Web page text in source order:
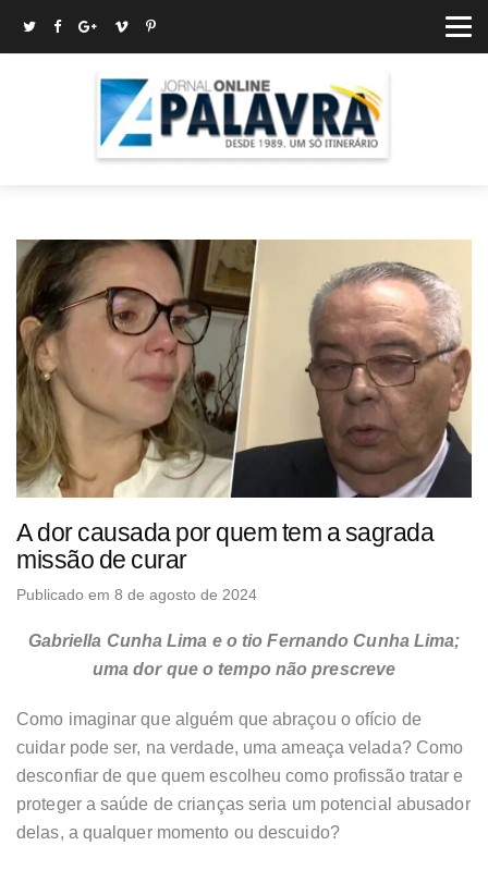
A dor causada por quem tem a sagrada
missão de curar
Publicado em 8 de agosto de 2024
Gabriella Cunha Lima e o tio Fernando Cunha Lima;
uma dor que o tempo não prescreve
Como imaginar que alguém que abraçou o ofício de
cuidar pode ser, na verdade, uma ameaça velada? Como
desconfiar de que quem escolheu como profissão tratar e
proteger a saúde de crianças seria um potencial abusador
delas, a qualquer momento ou descuido?